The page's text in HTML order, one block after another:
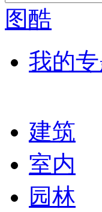
图酷
我的
建筑
室内
园林